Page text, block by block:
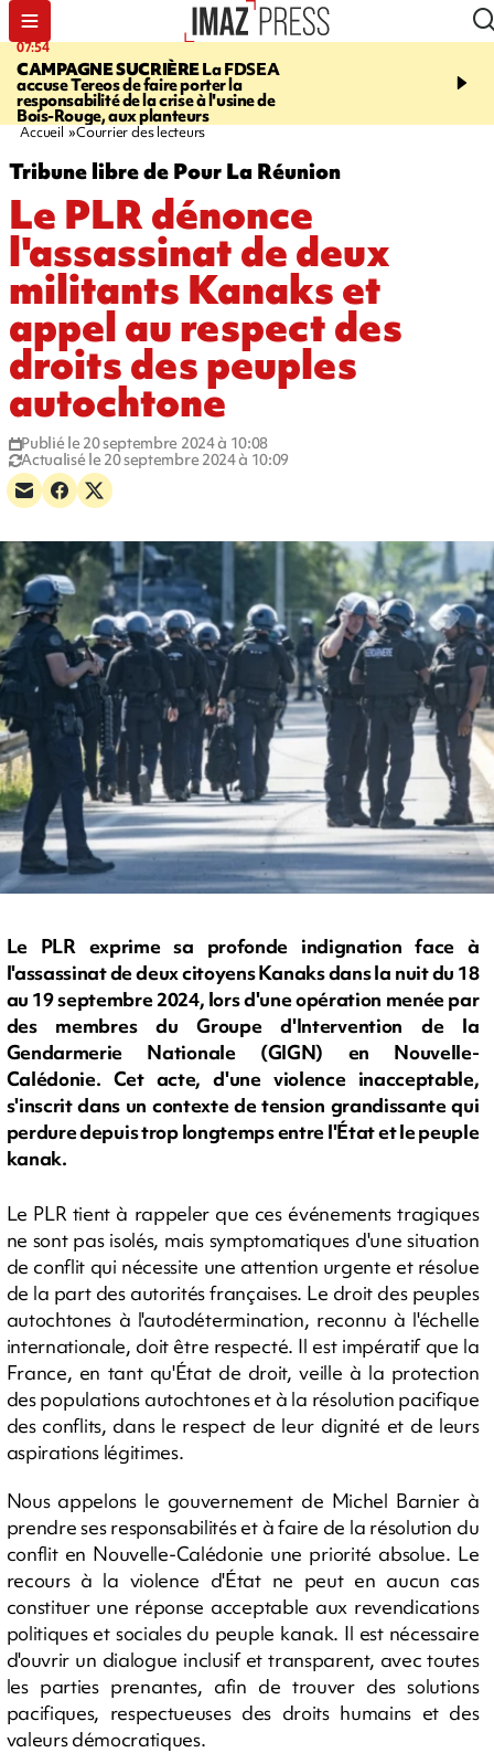
07:54
CAMPAGNE SUCRIÈRELa FDSEA
accuse Tereos de faire porter la
responsabilité de la crise à l'usine de
Bois-Rouge, aux planteurs
09:38
d'un lot de sauté de
Accueil Courrier des lecteurs
Tribune libre de Pour La Réunion
Le PLR dénonce
l'assassinat de deux
militants Kanaks et
appel au respect des
droits des peuples
autochtone
Publié le 20 septembre 2024 à 10:08
Actualisé le 20 septembre 2024 à 10:09
Le PLR exprime sa profonde indignation face à
l'assassinat de deux citoyens Kanaks dans la nuit du 18
au 19 septembre 2024, lors d'une opération menée par
des membres du Groupe d'Intervention de la
Gendarmerie Nationale (GIGN) en Nouvelle-
Calédonie. Cet acte, d'une violence inacceptable,
s'inscrit dans un contexte de tension grandissante qui
perdure depuis trop longtemps entre l'État et le peuple
kanak.
Le PLR tient à rappeler que ces événements tragiques
ne sont pas isolés, mais symptomatiques d'une situation
de conflit qui nécessite une attention urgente et résolue
de la part des autorités françaises. Le droit des peuples
autochtones à l'autodétermination, reconnu à l'échelle
internationale, doit être respecté. Il est impératif que la
France, en tant qu'État de droit, veille à la protection
des populations autochtones et à la résolution pacifique
des conflits, dans le respect de leur dignité et de leurs
aspirations légitimes.
Nous appelons le gouvernement de Michel Barnier à
prendre ses responsabilités et à faire de la résolution du
conflit en Nouvelle-Calédonie une priorité absolue. Le
recours à la violence d'État ne peut en aucun cas
constituer une réponse acceptable aux revendications
politiques et sociales du peuple kanak. Il est nécessaire
d'ouvrir un dialogue inclusif et transparent, avec toutes
les parties prenantes, afin de trouver des solutions
pacifiques, respectueuses des droits humains et des
valeurs démocratiques.